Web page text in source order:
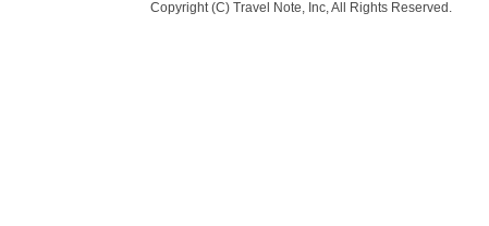
Copyright (C) Travel Note, Inc, All Rights Reserved.